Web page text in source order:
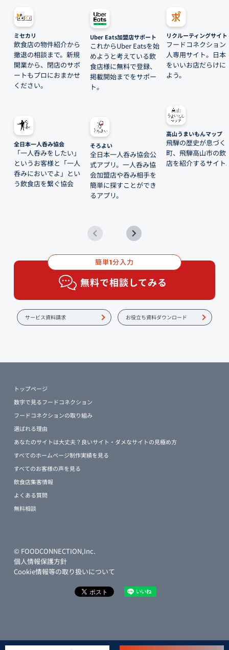
ミセカリ
飲食店の物件紹介から
撤退の相談まで。新規
開業から、閉店のサポ
ートもプロにおまかせ
ください。
全日本一人呑み協会
「一人呑みをしたい」
というお客様と「一人
呑みにおいでよ」とい
う飲食店を繋ぐ協会
Uber Eats加盟店サポート
これからUber Eatsを始
めようと考えている飲
食店様に無料で登録、
掲載開始までをサポー
ト。
そろよい
全日本一人呑み協会公
式アプリ。一人呑み協
会加盟店や呑み相手を
簡単に探すことができ
るアプリ。
リクルーティングサイト
フードコネクション
人専用サイト。日本
をいいお店だらけに
よう。
高山うまいもんマップ
飛騨の歴史が息づく
町、飛騨高山市の飲
店を紹介するサイト
簡単1分入力
無料で相談してみる
サービス資料請求 お役立ち資料ダウンロード
トップページ
数字で見るフードコネクション
フードコネクションの取り組み
選ばれる理由
あなたのサイトは大丈夫？良いサイト・ダメなサイトの見極め方
すべてのホームページ制作実績を見る
すべてのお客様の声を見る
飲食店集客情報
よくある質問
無料相談
© FOODCONNECTION,Inc.
個人情報保護方針
Cookie情報等の取り扱いについて